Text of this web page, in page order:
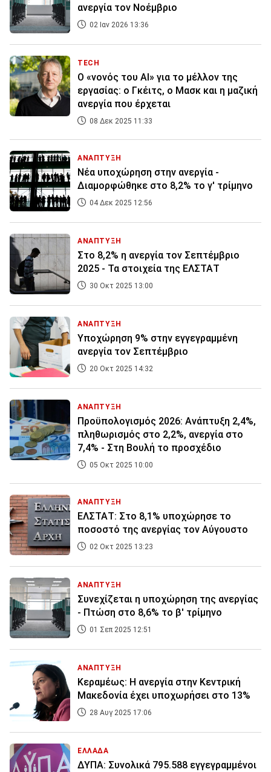
ανεργία τον Νοέμβριο
02 Ιαν 2026 13:36
TECH
Ο «νονός του ΑΙ» για το μέλλον της
εργασίας: ο Γκέιτς, ο Μασκ και η μαζική
ανεργία που έρχεται
08 Δεκ 2025 11:33
ΑΝΑΠΤΥΞΗ
Νέα υποχώρηση στην ανεργία -
Διαμορφώθηκε στο 8,2% το γ' τρίμηνο
04 Δεκ 2025 12:56
ΑΝΑΠΤΥΞΗ
Στο 8,2% η ανεργία τον Σεπτέμβριο
2025 - Τα στοιχεία της ΕΛΣΤΑΤ
30 Οκτ 2025 13:00
ΑΝΑΠΤΥΞΗ
Υποχώρηση 9% στην εγγεγραμμένη
ανεργία τον Σεπτέμβριο
20 Οκτ 2025 14:32
ΑΝΑΠΤΥΞΗ
Προϋπολογισμός 2026: Ανάπτυξη 2,4%,
πληθωρισμός στο 2,2%, ανεργία στο
7,4% - Στη Βουλή το προσχέδιο
05 Οκτ 2025 10:00
ΑΝΑΠΤΥΞΗ
ΕΛΣΤΑΤ: Στο 8,1% υποχώρησε το
ποσοστό της ανεργίας τον Αύγουστο
02 Οκτ 2025 13:23
ΑΝΑΠΤΥΞΗ
Συνεχίζεται η υποχώρηση της ανεργίας
- Πτώση στο 8,6% το β' τρίμηνο
01 Σεπ 2025 12:51
ΑΝΑΠΤΥΞΗ
Κεραμέως: Η ανεργία στην Κεντρική
Μακεδονία έχει υποχωρήσει στο 13%
28 Αυγ 2025 17:06
ΕΛΛΑΔΑ
ΔΥΠΑ: Συνολικά 795.588 εγγεγραμμένοι